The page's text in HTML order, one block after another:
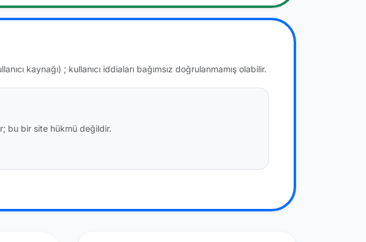
kaynağı) ; kullanıcı iddiaları bağımsız doğrulanmamış olabilir.
bu bir site hükmü değildir.